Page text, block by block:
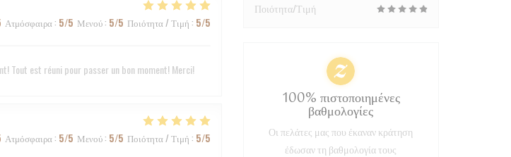
Ατμόσφαιρα: 5/5 Μενού: 5/5 Ποιότητα / Τιμή : 5/5
Tout est réuni pour passer un bon moment! Merci!
Ατμόσφαιρα: 5/5 Μενού: 5/5 Ποιότητα / Τιμή : 5/5
Ποιότητα/Τιμή
100% πιστοποιημένες
βαθμολογίες
Οι πελάτες μας που έκαναν κράτηση
έδωσαν τη βαθμολογία τους